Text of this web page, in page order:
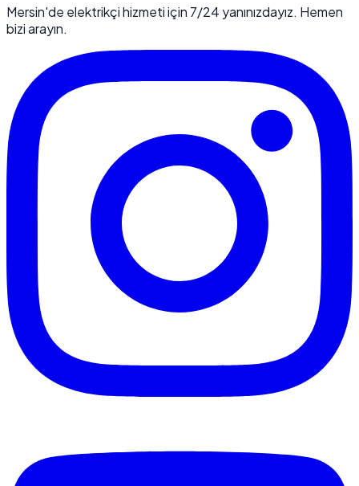
Mersin'de elektrikçi hizmeti için 7/24 yanınızdayız. Hemen
bizi arayın.